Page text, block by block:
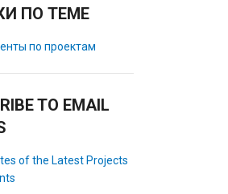
ПО ТЕМЕ
по проектам
TO EMAIL
of the Latest Projects